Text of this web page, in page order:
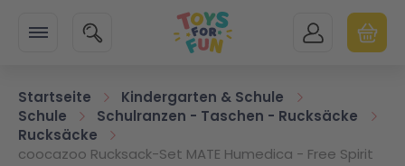
SUCHE MEIN KONTO
Startseite
Kindergarten & Schule
Schule
Schulranzen - Taschen - Rucksäcke
Rucksäcke
coocazoo Rucksack-Set MATE Humedica - Free Spirit